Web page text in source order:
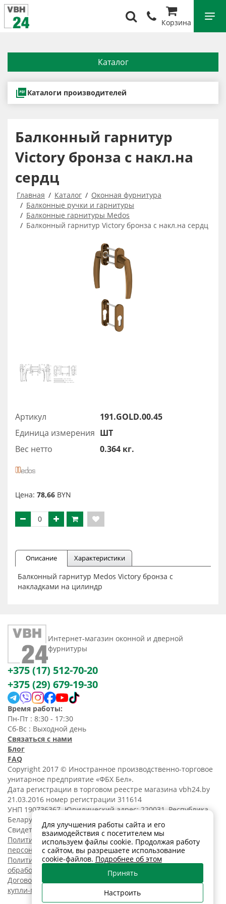
Корзина
Каталог
Каталоги производителей
Балконный гарнитур
Victory бронза с накл.на
сердц
Главная Каталог
Оконная фурнитура
Балконные ручки и гарнитуры
Балконные гарнитуры Medos
Балконный гарнитур Victory бронза с накл.на сердц
Артикул
191.GOLD.00.45
Единица измерения ШТ
Вес нетто
0.364 кг.
Цена: 78,66 BYN
Описание Характеристики
Балконный гарнитур Medos Victory бронза с
накладками на цилиндр
Интернет-магазин оконной и дверной
фурнитуры
+375 (17) 512-70-20
+375 (29) 679-19-30
Время работы:
Пн-Пт : 8:30 - 17:30
Сб-Вс : Выходной день
Связаться с нами
Блог
FAQ
Copyright 2017 © Иностранное производственно-торговое
унитарное предприятие «ФБХ Бел».
Дата регистрации в торговом реестре магазина vbh24.by
21.03.2016 номер регистрации 311614
УНП 190736367. Юридический адрес: 220031, Республика
Беларусь, г. Минск, ул. Танковая, 15-1, 5 этаж;
Свидетельство о регистрации N190736367 от 11.02.2014.
Политика обработки
персональных данных
Политика в отношении
обработки cookies
Договор розничной
купли-продажи
Для улучшения работы сайта и его
взаимодействия с посетителем мы
используем файлы cookie. Продолжая работу
с сайтом, вы разрешаете использование
cookie-файлов. Подробнее об этом
Принять
Настроить